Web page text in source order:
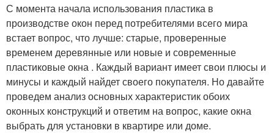
С момента начала использования пластика в
производстве окон перед потребителями всего мира
встает вопрос, что лучше: старые, проверенные
временем деревянные или новые и современные
пластиковые окна . Каждый вариант имеет свои плюсы и
минусы и каждый найдет своего покупателя. Но давайте
проведем анализ основных характеристик обоих
оконных конструкций и ответим на вопрос, какие окна
выбрать для установки в квартире или доме.